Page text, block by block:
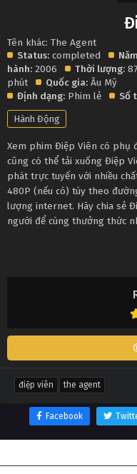
Tên khác: The Agent
Status: completed
hành: 2006 Thời lượng: 87
phút
Quốc gia: Âu Mỹ
Định dạng: Phim lẻ Số
Hành Động
Xem phim Điệp Viên có phụ
cũng có thể tải xuống Điệp
phát trực tuyến với nhiều
480P (nếu có) tùy theo
lượng internet. Hãy chia sẻ
người để cùng thưởng thức
điệp viên the agent
Facebook